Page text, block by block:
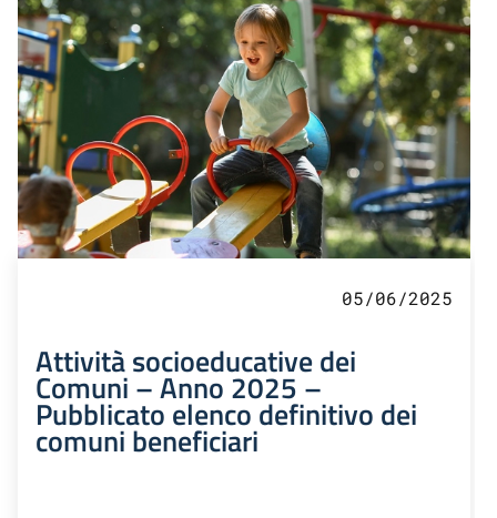
05/06/2025
Attività socioeducative dei
Comuni – Anno 2025 –
Pubblicato elenco definitivo dei
comuni beneficiari